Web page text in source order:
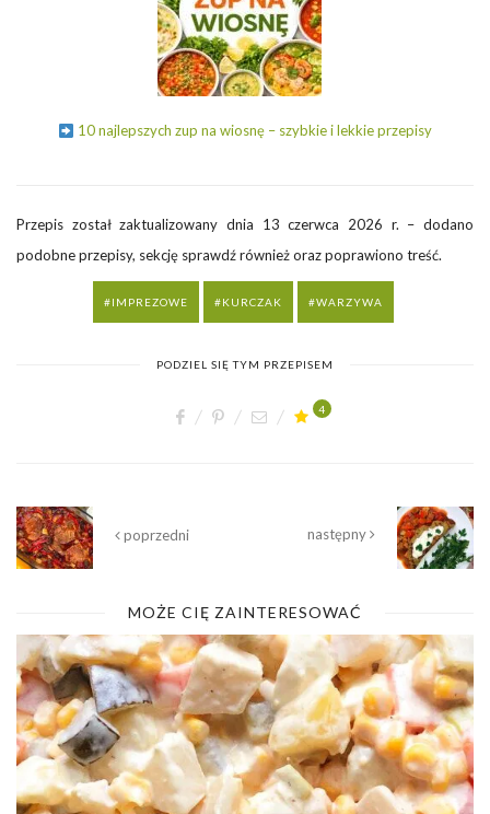
10 najlepszych zup na wiosnę – szybkie i lekkie przepisy
Przepis został zaktualizowany dnia 13 czerwca 2026 r. – dodano
podobne przepisy, sekcję sprawdź również oraz poprawiono treść.
IMPREZOWE KURCZAK WARZYWA
PODZIEL SIĘ TYM PRZEPISEM
4
poprzedni następny
MOŻE CIĘ ZAINTERESOWAĆ